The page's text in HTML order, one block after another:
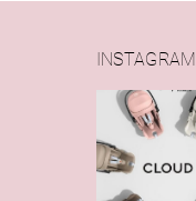
INSTAGRAM